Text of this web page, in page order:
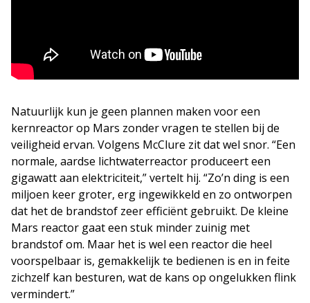
Natuurlijk kun je geen plannen maken voor een
kernreactor op Mars zonder vragen te stellen bij de
veiligheid ervan. Volgens McClure zit dat wel snor. “Een
normale, aardse lichtwaterreactor produceert een
gigawatt aan elektriciteit,” vertelt hij. “Zo’n ding is een
miljoen keer groter, erg ingewikkeld en zo ontworpen
dat het de brandstof zeer efficiënt gebruikt. De kleine
Mars reactor gaat een stuk minder zuinig met
brandstof om. Maar het is wel een reactor die heel
voorspelbaar is, gemakkelijk te bedienen is en in feite
zichzelf kan besturen, wat de kans op ongelukken flink
vermindert.”